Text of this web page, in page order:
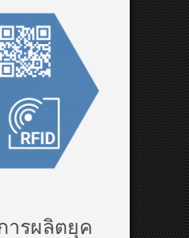
ารผลิตยุค